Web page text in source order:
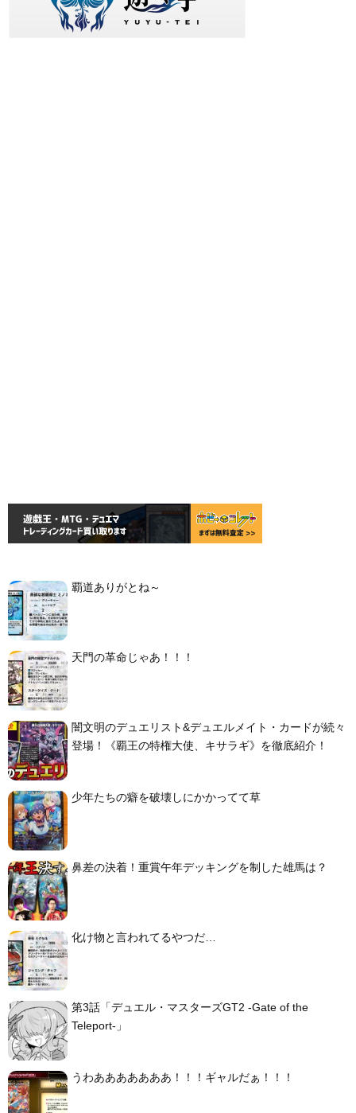
覇道ありがとね～
天門の革命じゃあ！！！
闇文明のデュエリスト&デュエルメイト・カードが続々
登場！《覇王の特権大使、キサラギ》を徹底紹介！
少年たちの癖を破壊しにかかってて草
鼻差の決着！重賞午年デッキングを制した雄馬は？
化け物と言われてるやつだ…
第3話「デュエル・マスターズGT2 -Gate of the
Teleport-」
うわあああああああ！！！ギャルだぁ！！！